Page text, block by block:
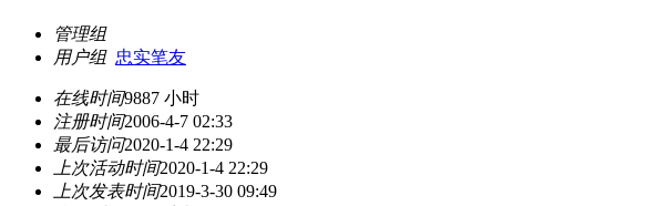
管理组
用户组 忠实笔友
在线时间9887 小时
注册时间2006-4-7 02:33
最后访问2020-1-4 22:29
上次活动时间2020-1-4 22:29
上次发表时间2019-3-30 09:49